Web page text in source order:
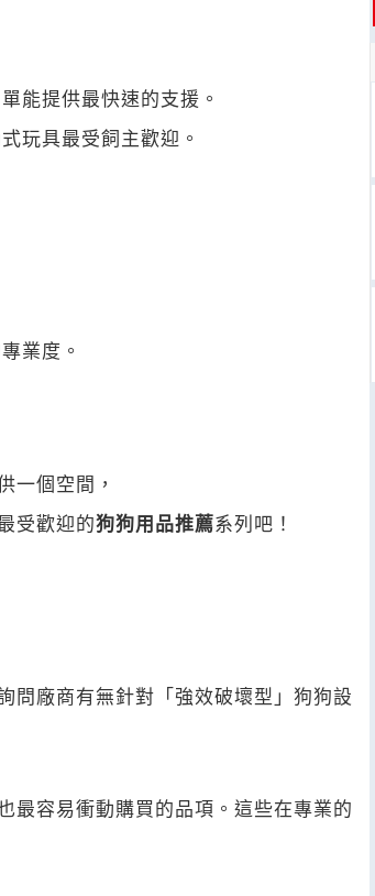
能提供最快速的支援。
玩具最受飼主歡迎。
業度。
一個空間，
受歡迎的狗狗用品推薦系列吧！
問廠商有無針對「強效破壞型」狗狗設
最容易衝動購買的品項。這些在專業的